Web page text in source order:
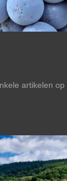
artikelen